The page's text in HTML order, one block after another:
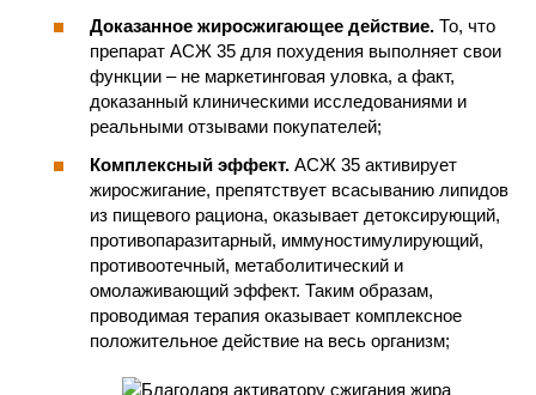
Доказанное жиросжигающее действие. То, что
препарат АСЖ 35 для похудения выполняет свои
функции – не маркетинговая уловка, а факт,
доказанный клиническими исследованиями и
реальными отзывами покупателей;
Комплексный эффект. АСЖ 35 активирует
жиросжигание, препятствует всасыванию липидов
из пищевого рациона, оказывает детоксирующий,
противопаразитарный, иммуностимулирующий,
противоотечный, метаболитический и
омолаживающий эффект. Таким образам,
проводимая терапия оказывает комплексное
положительное действие на весь организм;